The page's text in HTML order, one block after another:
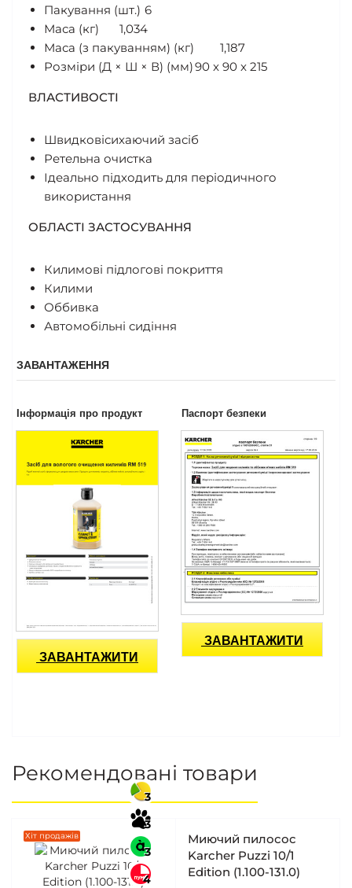
Пакування (шт.) 6
Маса (кг)
1,034
Маса (з пакуванням) (кг)
1,187
Розміри (Д × Ш × В) (мм)90 x 90 x 215
ВЛАСТИВОСТІ
Швидковісихаючий засіб
Ретельна очистка
Ідеально підходить для періодичного
використання
ОБЛАСТІ ЗАСТОСУВАННЯ
Килимові підлогові покриття
Килими
Оббивка
Автомобільні сидіння
ЗАВАНТАЖЕННЯ
Інформація про продукт
ЗАВАНТАЖИТИ
Паспорт безпеки
ЗАВАНТАЖИТИ
Рекомендовані товари
Хіт продажів
3
3
3
4
Миючий пилосос
Karcher Puzzi 10/1
Edition (1.100-131.0)